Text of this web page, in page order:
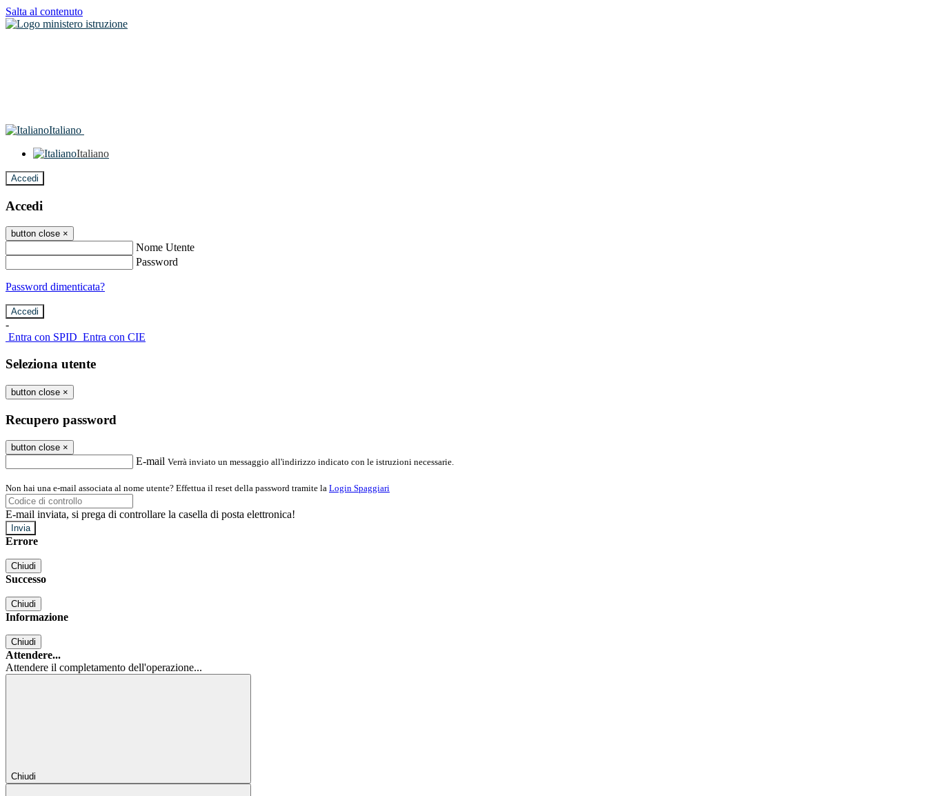
Salta al contenuto
Italiano
Italiano
Accedi
Accedi
button close ×
Nome Utente
Password
Password dimenticata?
-
Entra con SPID Entra con CIE
Seleziona utente
button close ×
Recupero password
button close ×
E-mail Verrà inviato un messaggio all'indirizzo indicato con le istruzioni necessarie.
Non hai una e-mail associata al nome utente? Effettua il reset della password tramite la Login Spaggiari
E-mail inviata, si prega di controllare la casella di posta elettronica!
Errore
Chiudi
Successo
Chiudi
Informazione
Chiudi
Attendere...
Attendere il completamento dell'operazione...
Chiudi